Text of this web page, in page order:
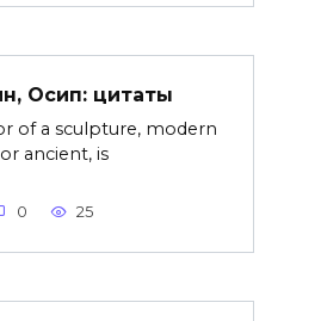
Осип: цитаты
of a sculpture, modern
or ancient, is
0 25